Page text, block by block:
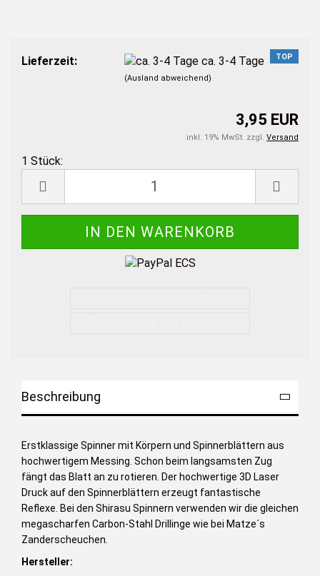
TOP
Lieferzeit: ca. 3-4 Tage
(Ausland abweichend)
3,95 EUR
inkl. 19% MwSt. zzgl. Versand
1 Stück:
Stück
Beschreibung
Erstklassige Spinner mit Körpern und Spinnerblättern aus
hochwertigem Messing. Schon beim langsamsten Zug
fängt das Blatt an zu rotieren. Der hochwertige 3D Laser
Druck auf den Spinnerblättern erzeugt fantastische
Reflexe. Bei den Shirasu Spinnern verwenden wir die gleichen
megascharfen Carbon-Stahl Drillinge wie bei Matze´s
Zanderscheuchen.
Hersteller: